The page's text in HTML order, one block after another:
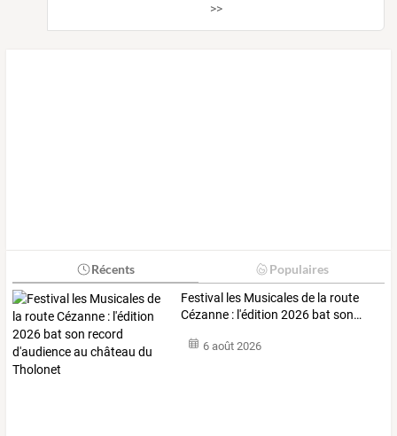
>>
Récents Populaires
Festival les Musicalesde la route
Cézanne : l'édition 2026 bat son…
6 août 2026